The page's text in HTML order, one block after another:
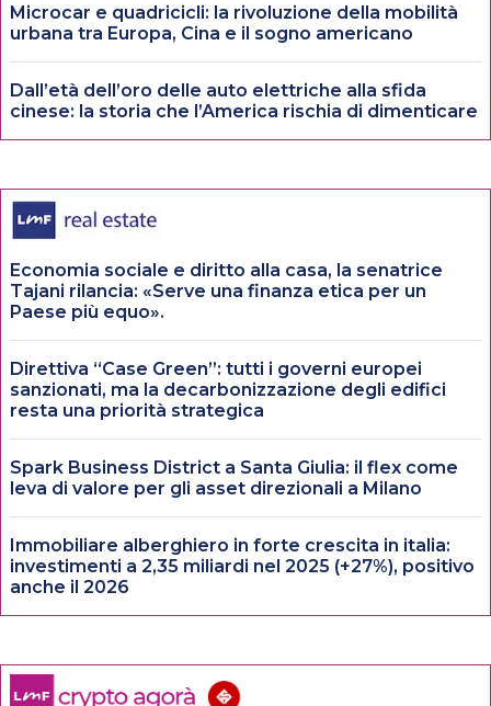
Microcar e quadricicli: la rivoluzione della mobilità
urbana tra Europa, Cina e il sogno americano
Dall’età dell’oro delle auto elettriche alla sfida
cinese: la storia che l’America rischia di dimenticare
Economia sociale e diritto alla casa, la senatrice
Tajani rilancia: «Serve una finanza etica per un
Paese più equo».
Direttiva “Case Green”: tutti i governi europei
sanzionati, ma la decarbonizzazione degli edifici
resta una priorità strategica
Spark Business District a Santa Giulia: il flex come
leva di valore per gli asset direzionali a Milano
Immobiliare alberghiero in forte crescita in italia:
investimenti a 2,35 miliardi nel 2025 (+27%), positivo
anche il 2026